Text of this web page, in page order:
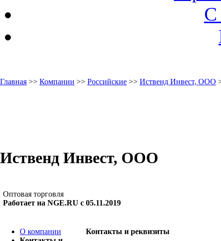
С
Главная >> Компании >> Российские >> Иственд Инвест, ООО
Иственд Инвест, ООО
Оптовая торговля
Работает на NGE.RU с 05.11.2019
О компании
Контакты и реквизиты